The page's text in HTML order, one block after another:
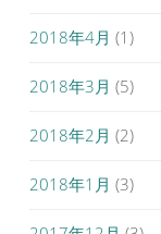
2018年4月 (1)
2018年3月 (5)
2018年2月 (2)
2018年1月 (3)